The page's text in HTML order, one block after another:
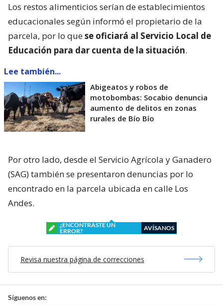
Los restos alimenticios serían de establecimientos
educacionales según informó el propietario de la
parcela, por lo quese oficiará al Servicio Local de
Educación para dar cuenta de la situación.
Lee también...
Abigeatos y robos de
motobombas: Socabio denuncia
aumento de delitos en zonas
rurales de Bío Bío
Por otro lado, desde el Servicio Agrícola y Ganadero
(SAG) también se presentaron denuncias por lo
encontrado en la parcela ubicada en calle Los
Andes.
¿ENCONTRASTE UN
ERROR?
AVÍSANOS
Revisa nuestra página de correcciones
Síguenos en: